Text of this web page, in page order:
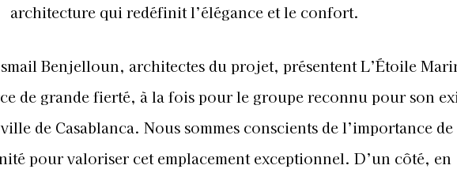
architecture qui redéfinit l’élégance et le confort.
Benjelloun, architectes du projet, présentent L’Étoile
de grande fierté, à la fois pour le groupe reconnu pour son
de Casablanca. Nous sommes conscients de l’importance
pour valoriser cet emplacement exceptionnel. D’un côté, en